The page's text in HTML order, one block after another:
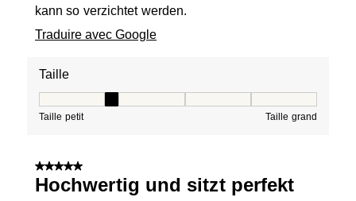
kann so verzichtet werden.
Traduire avec Google
Taille
Taille petit Taille grand
5 sur 5 étoiles.
Hochwertig und sitzt perfekt